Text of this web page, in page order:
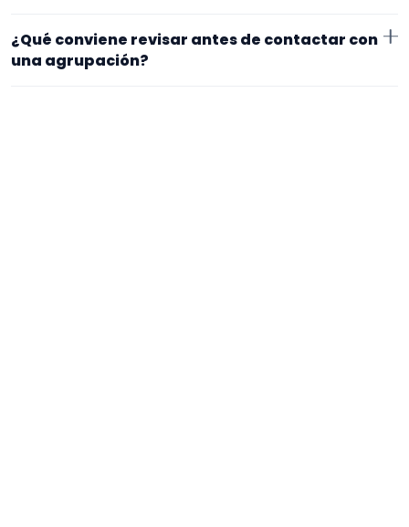
exacto, horarios y posibles gastos.
Empieza por el tipo de evento y la zona. Si ya sabes el
formato que te encaja, usa el filtro de tipo de
agrupación para quedarte con opciones más
¿Qué conviene revisar antes de contactar con
una agrupación?